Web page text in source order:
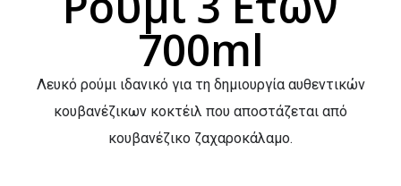
700ml
Λευκό ρούμι ιδανικό για τη δημιουργία αυθεντικών
κουβανέζικων κοκτέιλ που αποστάζεται από
κουβανέζικο ζαχαροκάλαμο.